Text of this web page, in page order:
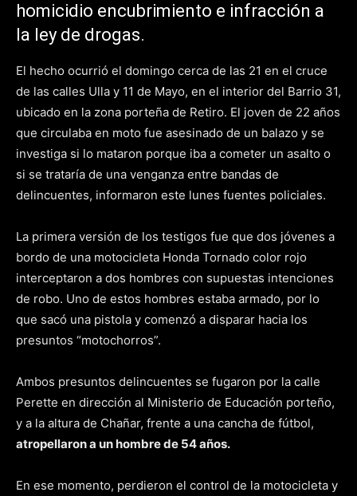
homicidio encubrimiento e infracción a
la ley de drogas.
El hecho ocurrió el domingo cerca de las 21 en el cruce
de las calles Ulla y 11 de Mayo, en el interior del Barrio 31,
ubicado en la zona porteña de Retiro. El joven de 22 años
que circulaba en moto fue asesinado de un balazo y se
investiga si lo mataron porque iba a cometer un asalto o
si se trataría de una venganza entre bandas de
delincuentes, informaron este lunes fuentes policiales.
La primera versión de los testigos fue que dos jóvenes a
bordo de una motocicleta Honda Tornado color rojo
interceptaron a dos hombres con supuestas intenciones
de robo. Uno de estos hombres estaba armado, por lo
que sacó una pistola y comenzó a disparar hacia los
presuntos “motochorros”.
Ambos presuntos delincuentes se fugaron por la calle
Perette en dirección al Ministerio de Educación porteño,
y a la altura de Chañar, frente a una cancha de fútbol,
atropellaron a un hombre de 54 años.
En ese momento, perdieron el control de la motocicleta y